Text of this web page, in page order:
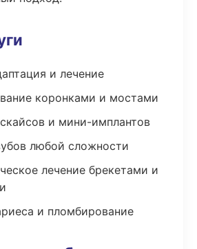
и лечение
коронками и мостами
и мини-имплантов
любой сложности
лечение брекетами и
и пломбирование